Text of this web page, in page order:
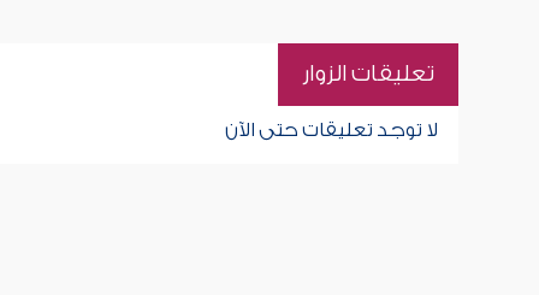
تعليقات الزوار
لا توجد تعليقات حتى الآن